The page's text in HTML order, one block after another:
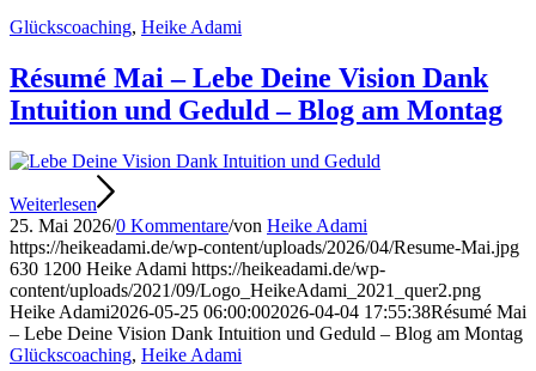
Glückscoaching, Heike Adami
Résumé Mai – Lebe Deine Vision Dank
Intuition und Geduld – Blog am Montag
Weiterlesen
25. Mai 2026/0 Kommentare/von Heike Adami
https://heikeadami.de/wp-content/uploads/2026/04/Resume-Mai.jpg
630 1200 Heike Adami https://heikeadami.de/wp-
content/uploads/2021/09/Logo_HeikeAdami_2021_quer2.png
Heike Adami2026-05-25 06:00:002026-04-04 17:55:38Résumé Mai
– Lebe Deine Vision Dank Intuition und Geduld – Blog am Montag
Glückscoaching, Heike Adami